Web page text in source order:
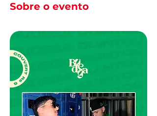
Sobre o evento